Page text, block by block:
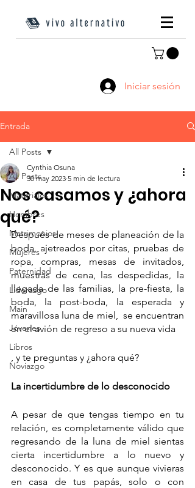
Iniciar sesión
Entrada
All Posts
Materiales
Hombres
Matrimonios
Mujeres
Paternidad
Liderazgo
Main
Jóvenes
Libros
Noviazgo
All Posts
Nos casamos y ¿ahora
qué?
Cynthia Osuna
30 may 2023 5 min de lectura
Después de meses de planeación de la
boda, ajetreados por citas, pruebas de
ropa, compras, mesas de invitados,
muestras de cena, las despedidas, la
llegada de las familias, la pre-fiesta, la
boda, la post-boda, la esperada y
maravillosa luna de miel,  se encuentran
en el avión de regreso a su nueva vida
, y te preguntas y ¿ahora qué?
La incertidumbre de lo desconocido
A pesar de que tengas tiempo en tu
relación, es completamente válido que
regresando de la luna de miel sientas
cierta incertidumbre a lo nuevo y
desconocido. Y es que aunque vivieras
en casa de tus papás, solo o con